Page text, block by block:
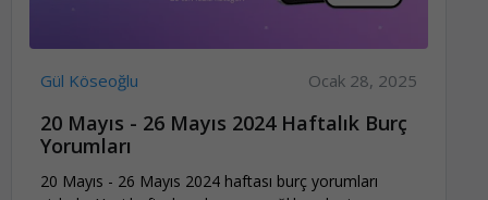
Gül Köseoğlu Ocak 28, 2025
20 Mayıs - 26 Mayıs 2024 Haftalık Burç
Yorumları
20 Mayıs - 26 Mayıs 2024 haftası burç yorumları